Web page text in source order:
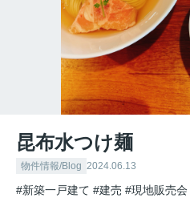
昆布水つけ麺
物件情報/Blog 2024.06.13
#新築一戸建て #建売 #現地販売会